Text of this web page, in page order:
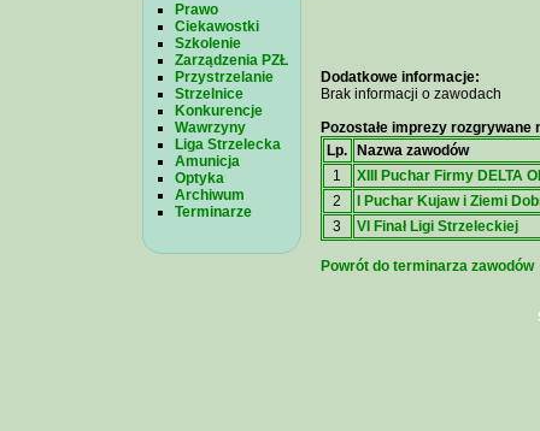
Prawo
Ciekawostki
Szkolenie
Zarządzenia PZŁ
Przystrzelanie
Strzelnice
Konkurencje
Wawrzyny
Liga Strzelecka
Amunicja
Optyka
Archiwum
Terminarze
Dodatkowe informacje:
Brak informacji o zawodach
Pozostałe imprezy rozgrywane
Lp.
Nazwa zawodów
1
XIII Puchar Firmy DELTA
2
I Puchar Kujaw i Ziemi
3
VI Finał Ligi Strzeleckiej
Powrót do terminarza zawodów